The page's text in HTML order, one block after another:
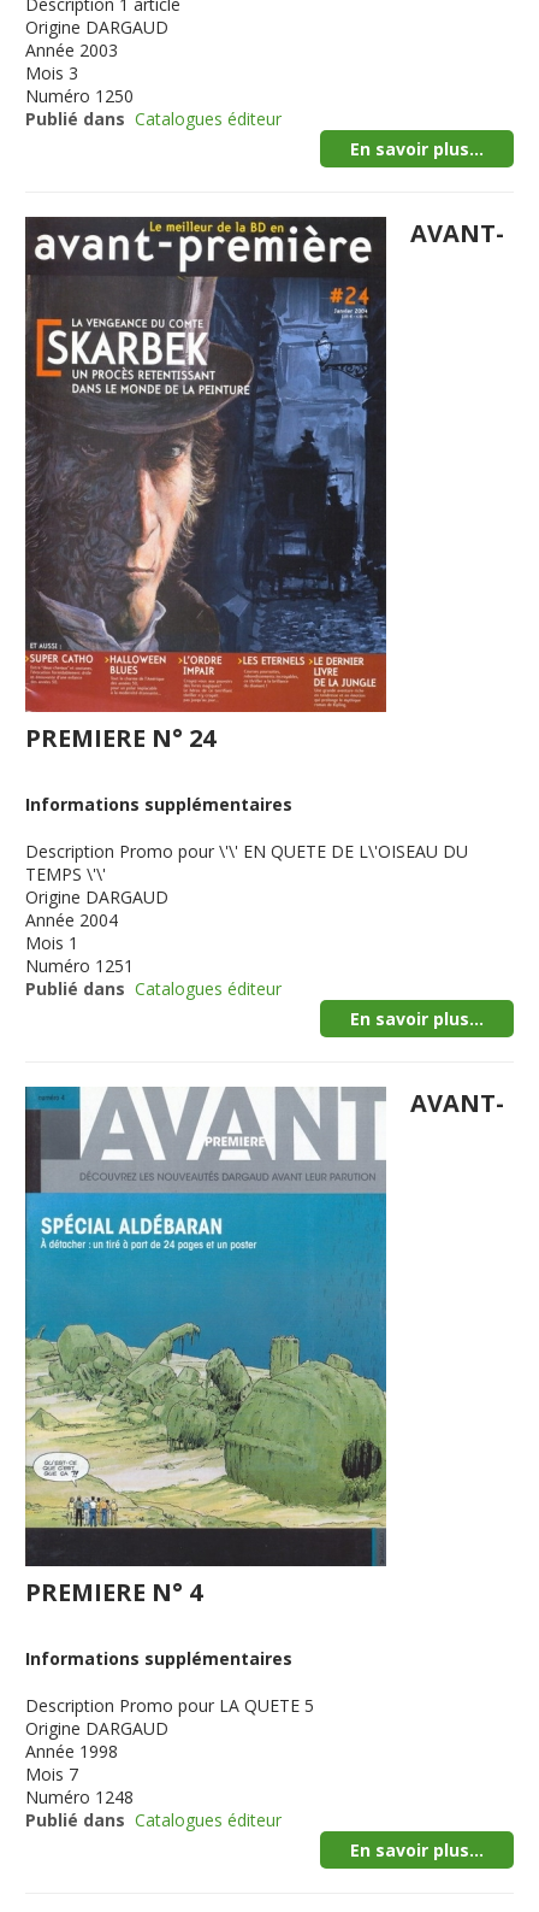
Origine DARGAUD
Année 2003
Mois 3
Numéro 1250
Publié dans Catalogues éditeur
En savoir plus...
AVANT-
PREMIERE N° 24
Informations supplémentaires
Description Promo pour \'\' EN QUETE DE L\'OISEAU DU
TEMPS \'\'
Origine DARGAUD
Année 2004
Mois 1
Numéro 1251
Publié dans Catalogues éditeur
En savoir plus...
AVANT-
PREMIERE N° 4
Informations supplémentaires
Description Promo pour LA QUETE 5
Origine DARGAUD
Année 1998
Mois 7
Numéro 1248
Publié dans Catalogues éditeur
En savoir plus...